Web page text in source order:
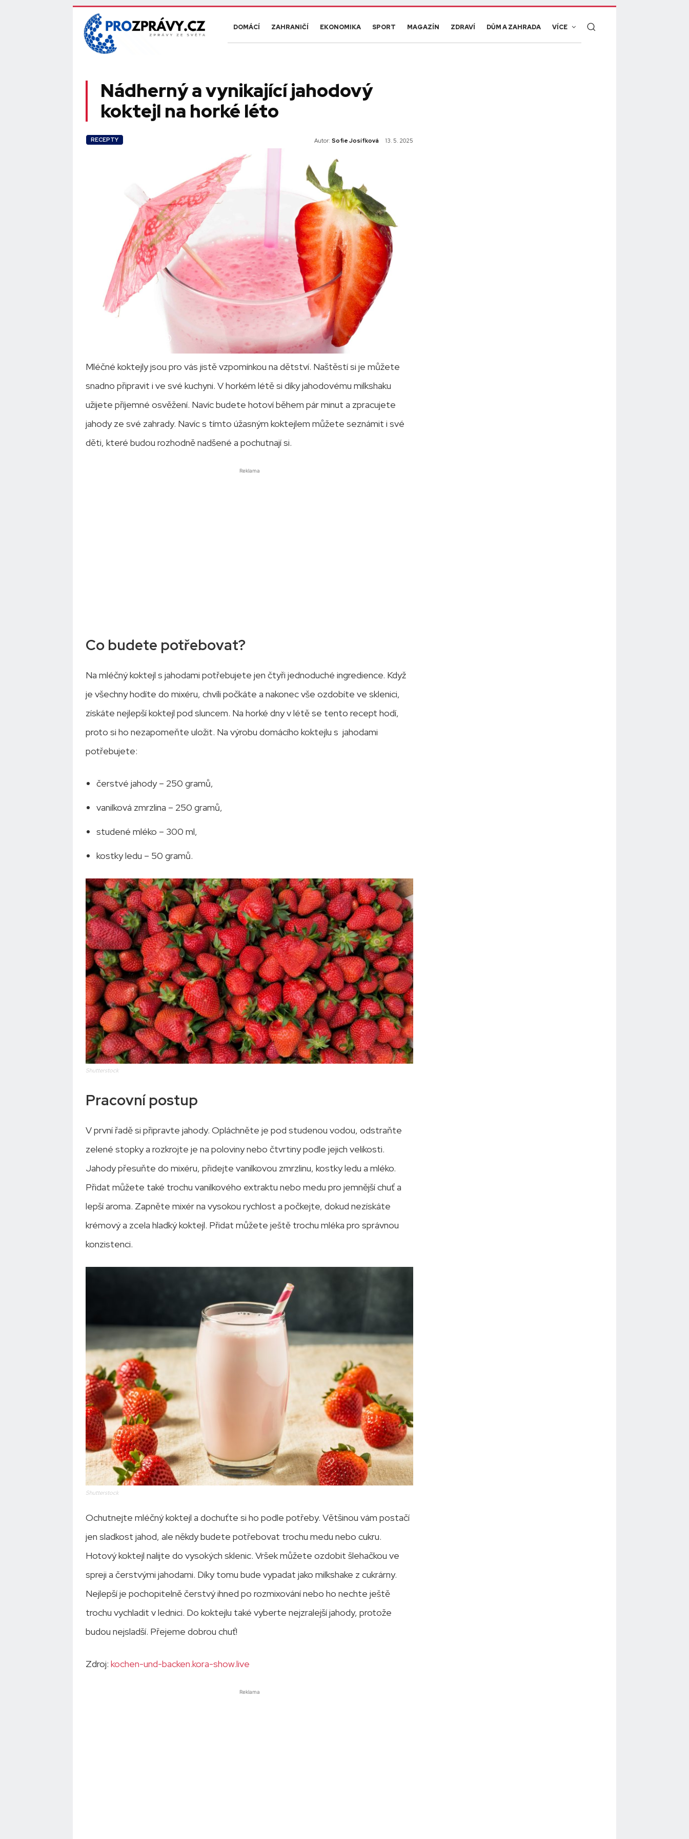
DOMÁCÍ ZAHRANIČÍ EKONOMIKA SPORT MAGAZÍN ZDRAVÍ DŮM A ZAHRADA VÍCE
Nádherný a vynikající jahodový
koktejl na horké léto
RECEPTY 13. 5. 2025
Autor: Sofie Josífková
Mléčné koktejly jsou pro vás jistě vzpomínkou na dětství. Naštěstí si je můžete
snadno připravit i ve své kuchyni. V horkém létě si díky jahodovému milkshaku
užijete příjemné osvěžení. Navíc budete hotoví během pár minut a zpracujete
jahody ze své zahrady. Navíc s tímto úžasným koktejlem můžete seznámit i své
děti, které budou rozhodně nadšené a pochutnají si.
Reklama
Co budete potřebovat?
Na mléčný koktejl s jahodami potřebujete jen čtyři jednoduché ingredience. Když
je všechny hodíte do mixéru, chvíli počkáte a nakonec vše ozdobíte ve sklenici,
získáte nejlepší koktejl pod sluncem. Na horké dny v létě se tento recept hodí,
proto si ho nezapomeňte uložit. Na výrobu domácího koktejlu s jahodami
potřebujete:
čerstvé jahody – 250 gramů,
vanilková zmrzlina – 250 gramů,
studené mléko – 300 ml,
kostky ledu – 50 gramů.
Shutterstock
Pracovní postup
V první řadě si připravte jahody. Opláchněte je pod studenou vodou, odstraňte
zelené stopky a rozkrojte je na poloviny nebo čtvrtiny podle jejich velikosti.
Jahody přesuňte do mixéru, přidejte vanilkovou zmrzlinu, kostky ledu a mléko.
Přidat můžete také trochu vanilkového extraktu nebo medu pro jemnější chuť a
lepší aroma. Zapněte mixér na vysokou rychlost a počkejte, dokud nezískáte
krémový a zcela hladký koktejl. Přidat můžete ještě trochu mléka pro správnou
konzistenci.
Shutterstock
Ochutnejte mléčný koktejl a dochuťte si ho podle potřeby. Většinou vám postačí
jen sladkost jahod, ale někdy budete potřebovat trochu medu nebo cukru.
Hotový koktejl nalijte do vysokých sklenic. Vršek můžete ozdobit šlehačkou ve
spreji a čerstvými jahodami. Díky tomu bude vypadat jako milkshake z cukrárny.
Nejlepší je pochopitelně čerstvý ihned po rozmixování nebo ho nechte ještě
trochu vychladit v lednici. Do koktejlu také vyberte nejzralejší jahody, protože
budou nejsladší. Přejeme dobrou chuť!
Zdroj: kochen-und-backen.kora-show.live
Reklama